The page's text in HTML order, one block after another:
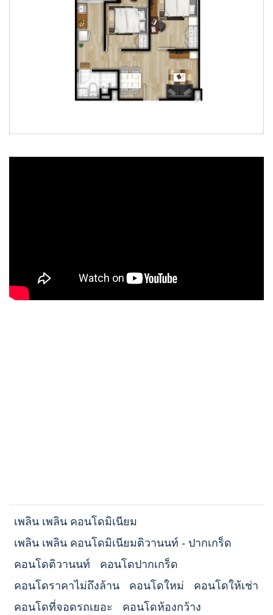
เพลิน เพลิน คอนโดมิเนียม
เพลิน เพลิน คอนโดมิเนียมติวานนท์ - ปากเกร็ด
คอนโดติวานนท์
คอนโดปากเกร็ด
คอนโดราคาไม่ถึงล้าน
คอนโดใหม่
คอนโดให้เช่า
คอนโดที่จอดรถเยอะ
คอนโดห้องกว้าง